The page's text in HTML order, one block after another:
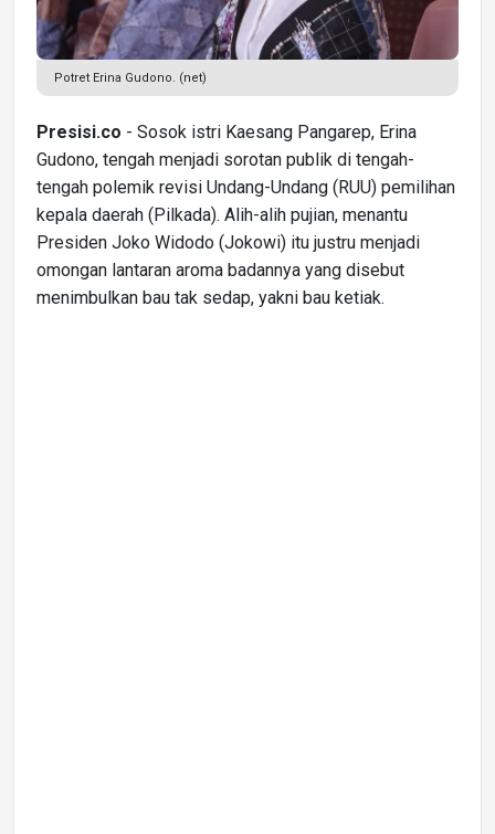
Potret Erina Gudono. (net)
Presisi.co - Sosok istri Kaesang Pangarep, Erina
Gudono, tengah menjadi sorotan publik di tengah-
tengah polemik revisi Undang-Undang (RUU) pemilihan
kepala daerah (Pilkada). Alih-alih pujian, menantu
Presiden Joko Widodo (Jokowi) itu justru menjadi
omongan lantaran aroma badannya yang disebut
menimbulkan bau tak sedap, yakni bau ketiak.